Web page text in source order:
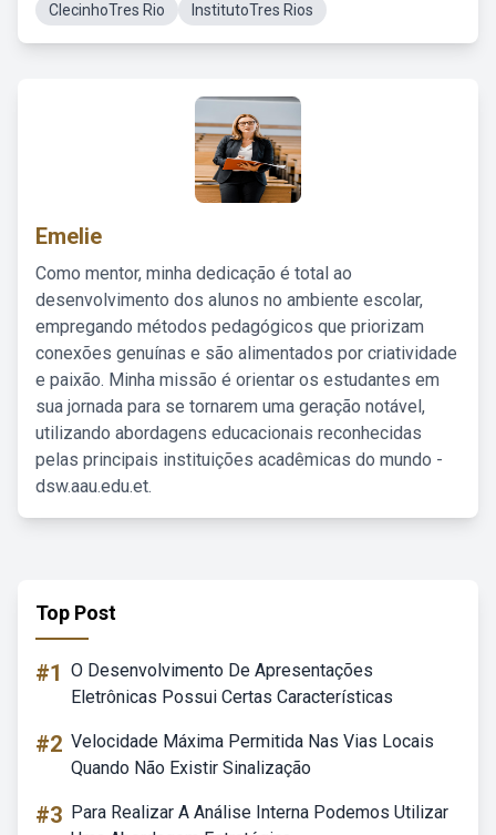
ClecinhoTres Rio
InstitutoTres Rios
Emelie
Como mentor, minha dedicação é total ao
desenvolvimento dos alunos no ambiente escolar,
empregando métodos pedagógicos que priorizam
conexões genuínas e são alimentados por criatividade
e paixão. Minha missão é orientar os estudantes em
sua jornada para se tornarem uma geração notável,
utilizando abordagens educacionais reconhecidas
pelas principais instituições acadêmicas do mundo -
dsw.aau.edu.et.
Top Post
#1 O Desenvolvimento De Apresentações
Eletrônicas Possui Certas Características
#2 Velocidade Máxima Permitida Nas Vias Locais
Quando Não Existir Sinalização
#3 Para Realizar A Análise Interna Podemos Utilizar